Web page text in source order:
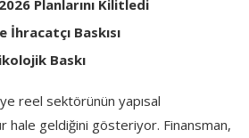
Planlarını Kilitledi
İhracatçı Baskısı
Baskı
reel sektörünün yapısal
hale geldiğini gösteriyor. Finansman,